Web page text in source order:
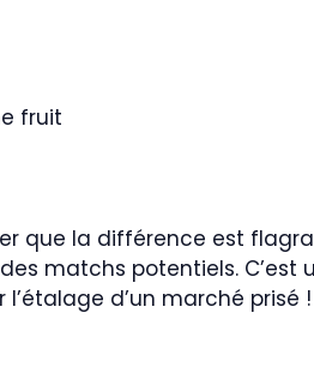
fruit
que la différence est
matchs potentiels. C’est
d’un marché prisé !